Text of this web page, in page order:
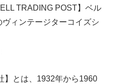
TRADING POST】ベル
ヴィンテージターコイズシ
】とは、1932年から1960